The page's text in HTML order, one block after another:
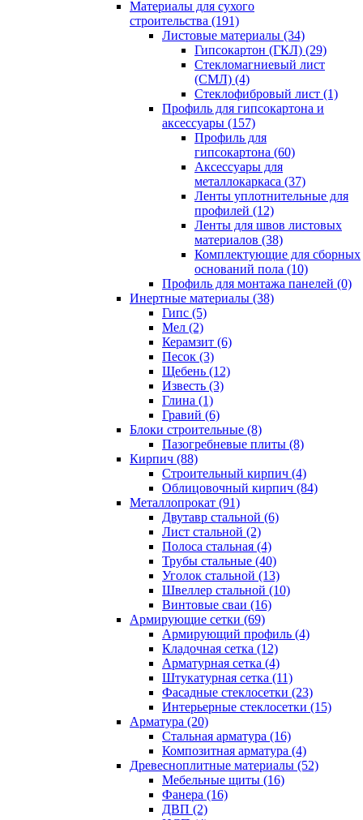
Материалы для сухого
строительства (191)
Листовые материалы (34)
Гипсокартон (ГКЛ) (29)
Стекломагниевый лист
(СМЛ) (4)
Cтеклофибровый лист (1)
Профиль для гипсокартона и
аксессуары (157)
Профиль для
гипсокартона (60)
Аксессуары для
металлокаркаса (37)
Ленты уплотнительные для
профилей (12)
Ленты для швов листовых
материалов (38)
Комплектующие для сборных
оснований пола (10)
Профиль для монтажа панелей (0)
Инертные материалы (38)
Гипс (5)
Мел (2)
Керамзит (6)
Песок (3)
Щебень (12)
Известь (3)
Глина (1)
Гравий (6)
Блоки строительные (8)
Пазогребневые плиты (8)
Кирпич (88)
Строительный кирпич (4)
Облицовочный кирпич (84)
Металлопрокат (91)
Двутавр стальной (6)
Лист стальной (2)
Полоса стальная (4)
Трубы стальные (40)
Уголок стальной (13)
Швеллер стальной (10)
Винтовые сваи (16)
Армирующие сетки (69)
Армирующий профиль (4)
Кладочная сетка (12)
Арматурная сетка (4)
Штукатурная сетка (11)
Фасадные стеклосетки (23)
Интерьерные стеклосетки (15)
Арматура (20)
Стальная арматура (16)
Композитная арматура (4)
Древесноплитные материалы (52)
Мебельные щиты (16)
Фанера (16)
ДВП (2)